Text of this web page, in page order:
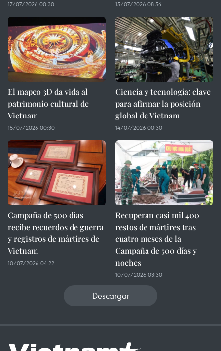
17/07/2026 00:30 15/07/2026 08:54
El mapeo 3D da vida al
patrimonio cultural de
Vietnam
15/07/2026 00:30
Ciencia y tecnología: clave
para afirmar la posición
global de Vietnam
14/07/2026 00:30
Campaña de 500 días
recibe recuerdos de guerra
y registros de mártires de
Vietnam
10/07/2026 04:22
Recuperan casi mil 400
restos de mártires tras
cuatro meses de la
Campaña de 500 días y
noches
10/07/2026 03:30
Descargar